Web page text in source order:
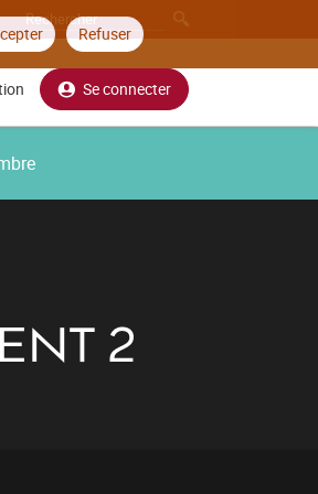
Refuser
Se connecter
2